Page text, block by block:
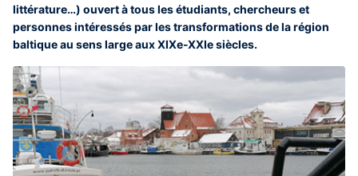
littérature…) ouvert à tous les étudiants, chercheurs et
personnes intéressés par les transformations de la région
baltique au sens large aux XIXe-XXIe siècles.